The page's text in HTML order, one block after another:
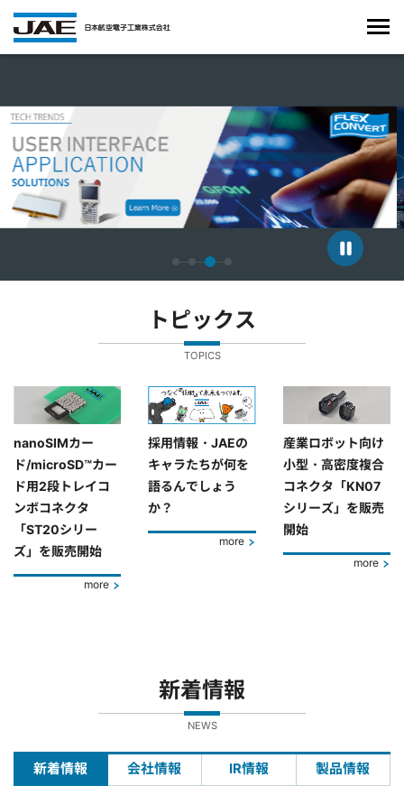
トピックス
TOPICS
nanoSIMカー
ド/microSD™カー
ド用2段トレイコ
ンボコネクタ
「ST20シリー
ズ」を販売開始
more
採用情報・JAEの
キャラたちが何を
語るんでしょう
か？
more
産業ロボット向け
小型・高密度複合
コネクタ「KN07
シリーズ」を販売
開始
more
新着情報
NEWS
新着情報 会社情報 IR情報 製品情報